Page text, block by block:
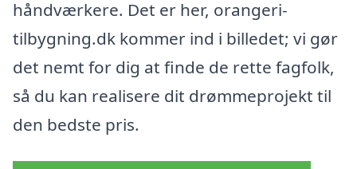
håndværkere. Det er her, orangeri-
tilbygning.dk kommer ind i billedet; vi gør
det nemt for dig at finde de rette fagfolk,
så du kan realisere dit drømmeprojekt til
den bedste pris.